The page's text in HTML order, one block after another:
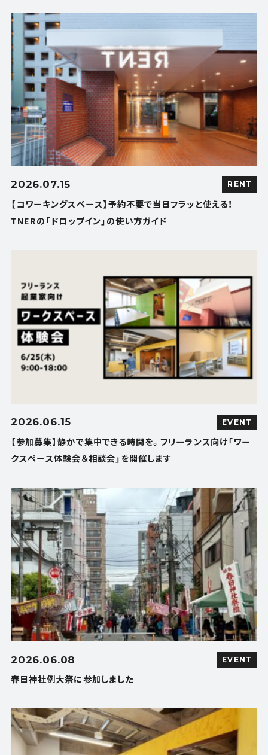
2026.07.15 RENT
【コワーキングスペース】予約不要で当日フラッと使える！
TNERの「ドロップイン」の使い方ガイド
2026.06.15 EVENT
【参加募集】静かで集中できる時間を。フリーランス向け「ワー
クスペース体験会＆相談会」を開催します
2026.06.08 EVENT
春日神社例大祭に参加しました